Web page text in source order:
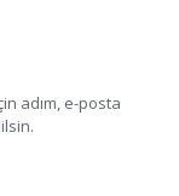
adım, e-posta